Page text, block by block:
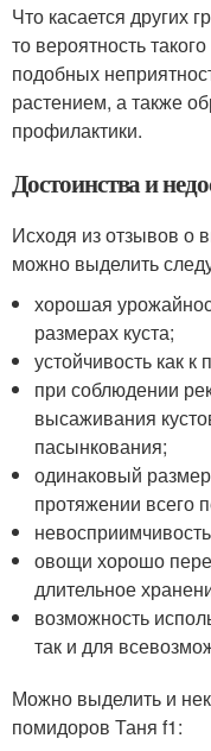
Что касается других
то вероятность
подобных
растением, а также
профилактики.
Достоинства и
Исходя из отзывов о
можно выделить
хорошая
размерах куста;
устойчивость как
при соблюдении
высаживания
пасынкования;
одинаковый
протяжении всего
овощи хорошо
длительное
возможность
так и для
Можно выделить и
помидоров Таня f1: